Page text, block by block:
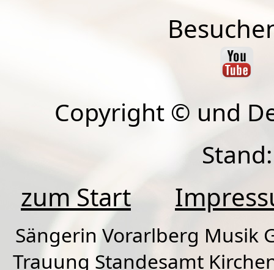
Copyright © und
zum Start
Sängerin Vorarlberg Musik
Trauung Standesamt